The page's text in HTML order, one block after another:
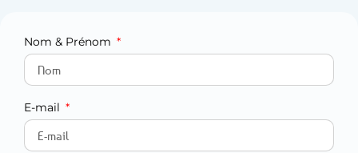
Nom & Prénom
E-mail